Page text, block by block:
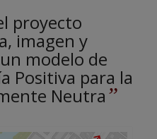
proyecto
imagen y
modelo de
Positiva para la
Neutra”